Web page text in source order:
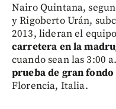
Nairo Quintana,
y Rigoberto Urán,
2013, lideran el
carretera en la
cuando sean las 3:00
prueba de gran
Florencia, Italia.